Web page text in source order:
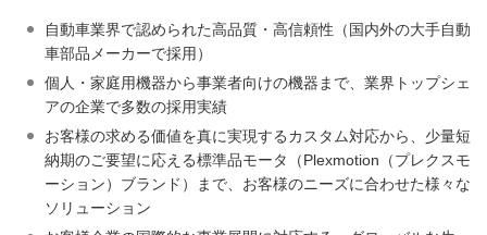
自動車業界で認められた高品質・高信頼性（国内外の大手自動
車部品メーカーで採用）
個人・家庭用機器から事業者向けの機器まで、業界トップシェ
アの企業で多数の採用実績
お客様の求める価値を真に実現するカスタム対応から、少量短
納期のご要望に応える標準品モータ（Plexmotion（プレクスモ
ーション）ブランド）まで、お客様のニーズに合わせた様々な
ソリューション